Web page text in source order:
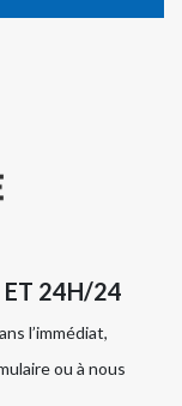
ET 24H/24
l’immédiat,
ou à nous